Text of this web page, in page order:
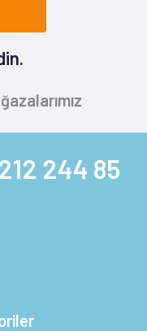
244 85